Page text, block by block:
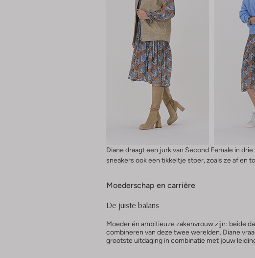
Diane draagt een jurk van Second Female in
sneakers ook een tikkeltje stoer, zoals ze af en
Moederschap en carrière
De juiste balans
Moeder én ambitieuze zakenvrouw zijn: beide
combineren van deze twee werelden. Diane
grootste uitdaging in combinatie met jouw